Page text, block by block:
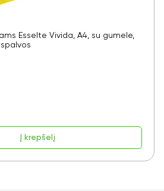
Esselte Vivida, A4, su gumele,
Į krepšelį